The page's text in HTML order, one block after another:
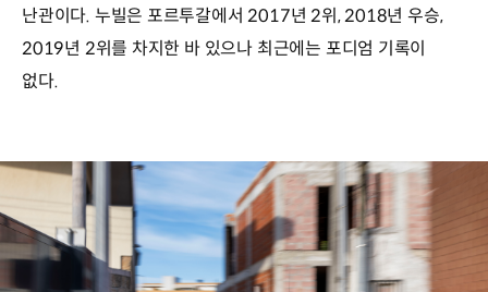
난관이다. 누빌은 포르투갈에서 2017년 2위, 2018년 우승,
2019년 2위를 차지한 바 있으나 최근에는 포디엄 기록이
없다.